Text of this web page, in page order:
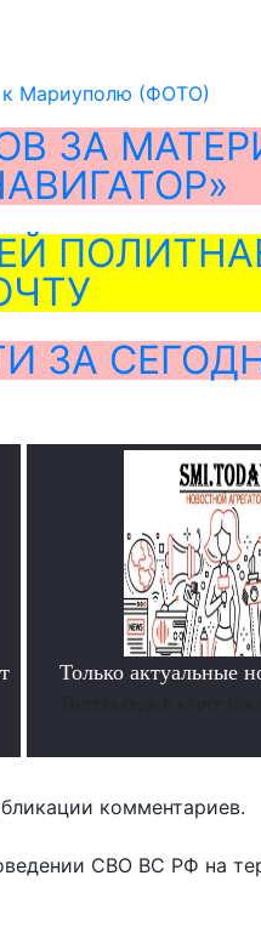
к Мариуполю (ФОТО)
ЗА
ЗА
Только актуальные
комментариев.
СВО ВС РФ на